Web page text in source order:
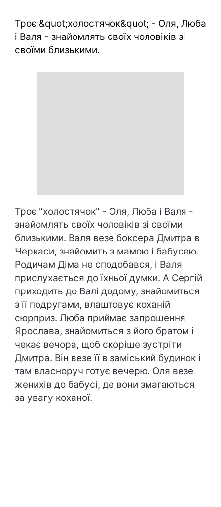
Троє &quot;холостячок&quot; - Оля, Люба
і Валя - знайомлять своїх чоловіків зі
своїми близькими.
Троє "холостячок" - Оля, Люба і Валя -
знайомлять своїх чоловіків зі своїми
близькими. Валя везе боксера Дмитра в
Черкаси, знайомить з мамою і бабусею.
Родичам Діма не сподобався, і Валя
прислухається до їхньої думки. А Сергій
приходить до Валі додому, знайомиться
з її подругами, влаштовує коханій
сюрприз. Люба приймає запрошення
Ярослава, знайомиться з його братом і
чекає вечора, щоб скоріше зустріти
Дмитра. Він везе її в заміський будинок і
там власноруч готує вечерю. Оля везе
женихів до бабусі, де вони змагаються
за увагу коханої.